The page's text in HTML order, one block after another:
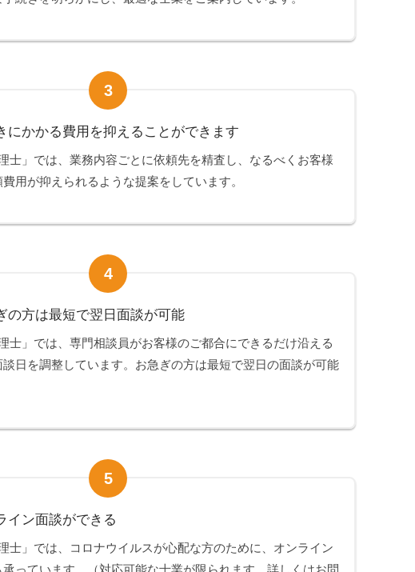
3
にかかる費用を抑えることができます
理士」では、業務内容ごとに依頼先を精査し、なるべくお客様
用が抑えられるような提案をしています。
4
の方は最短で翌日面談が可能
理士」では、専門相談員がお客様のご都合にできるだけ沿える
談日を調整しています。お急ぎの方は最短で翌日の面談が可能
5
イン面談ができる
理士」では、コロナウイルスが心配な方のために、オンライン